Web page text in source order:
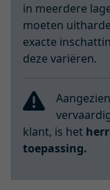
in meerdere
moeten
exacte
deze variëren.
klant, is het
toepassing.